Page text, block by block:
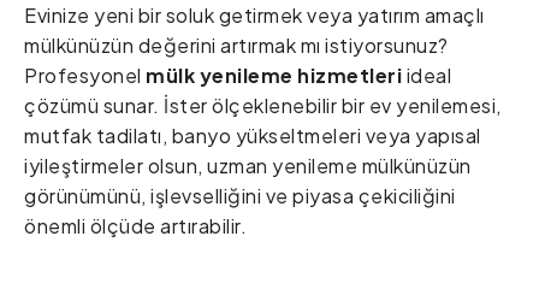
Evinize yeni bir soluk getirmek veya yatırım amaçlı
mülkünüzün değerini artırmak mı istiyorsunuz?
Profesyonel mülk yenileme hizmetleriideal
çözümü sunar. İster ölçeklenebilir bir ev yenilemesi,
mutfak tadilatı, banyo yükseltmeleri veya yapısal
iyileştirmeler olsun, uzman yenileme mülkünüzün
görünümünü, işlevselliğini ve piyasa çekiciliğini
önemli ölçüde artırabilir.